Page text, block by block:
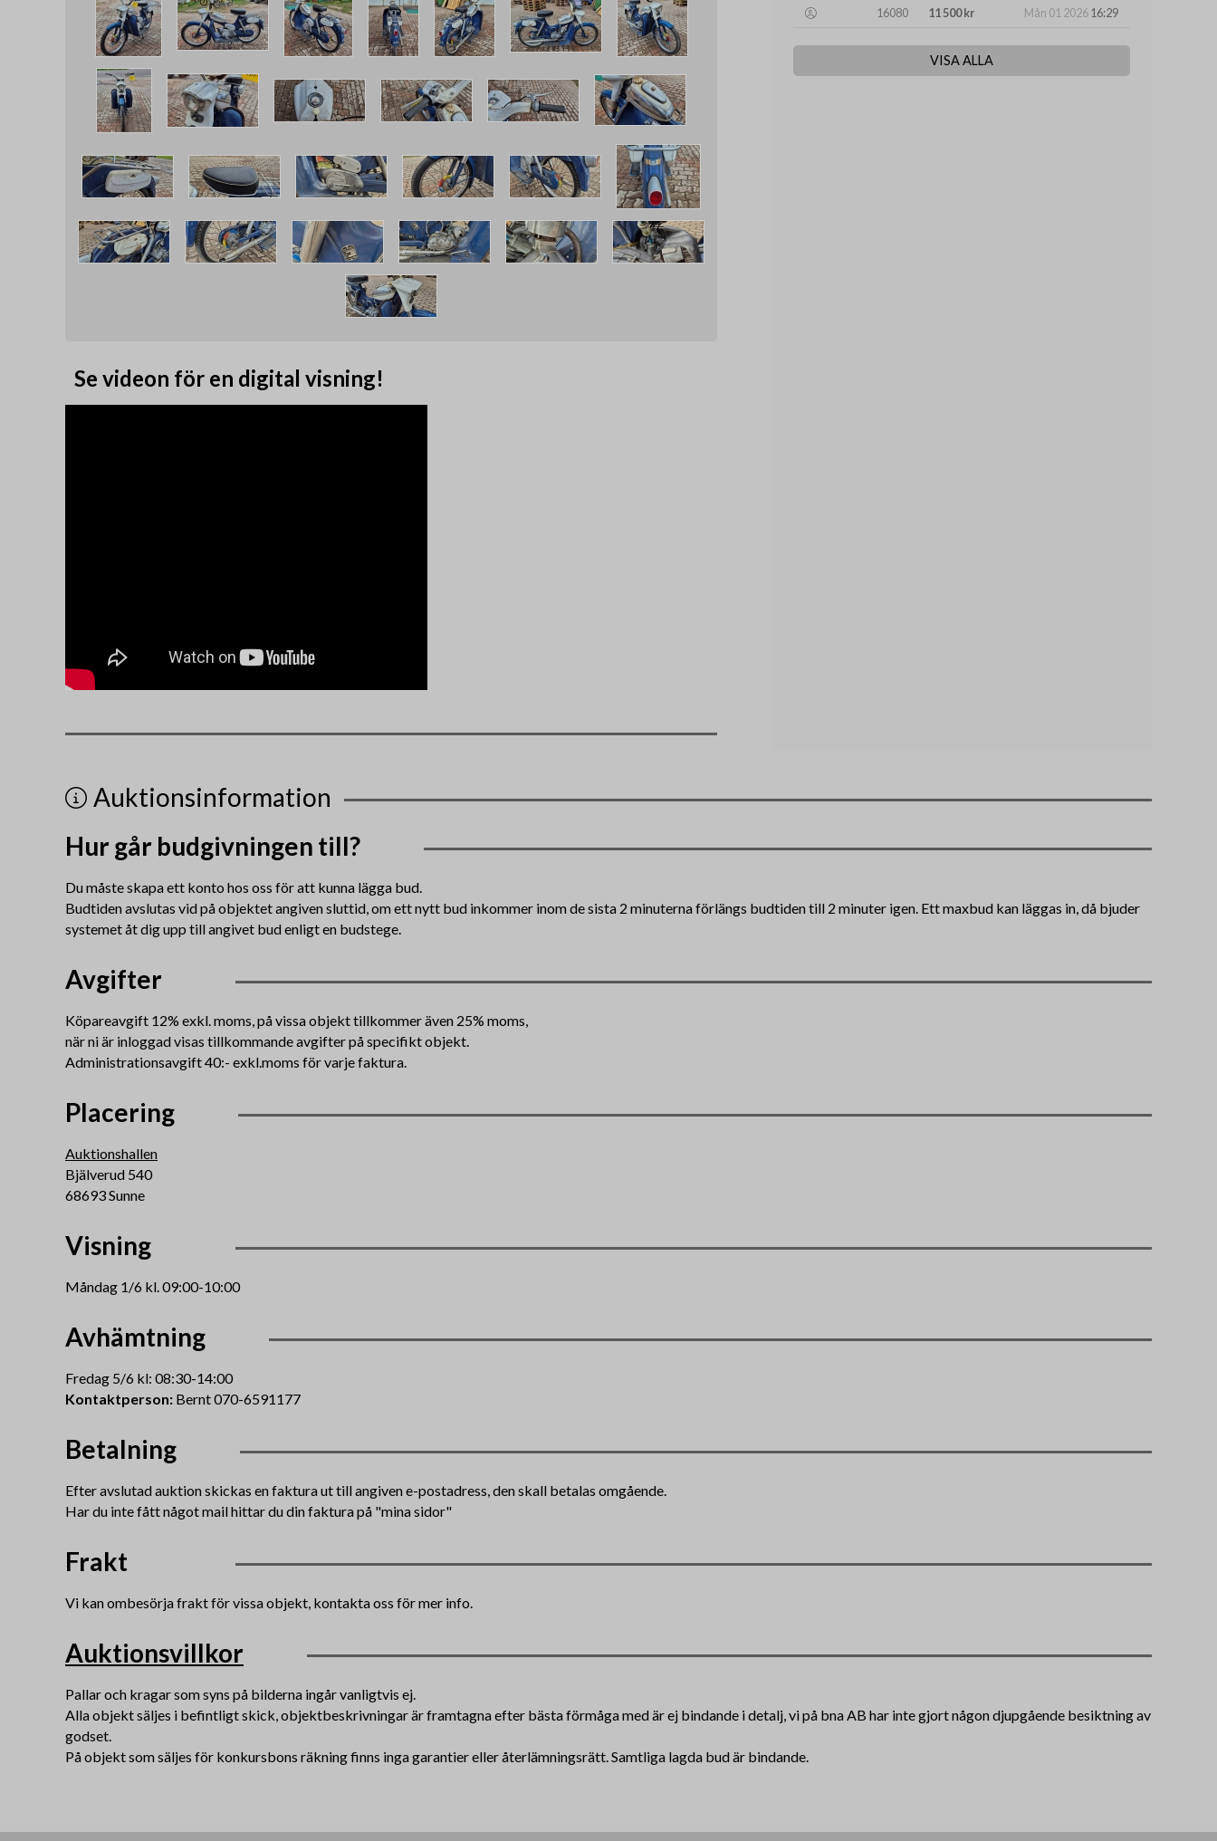
Se videon för en digital visning!
16080
11 500 kr Mån 01 202616:29
VISA ALLA
Auktionsinformation
Hur går budgivningen till?
Du måste skapa ett konto hos oss för att kunna lägga bud.
Budtiden avslutas vid på objektet angiven sluttid, om ett nytt bud inkommer inom de sista 2 minuterna förlängs budtiden till 2 minuter igen. Ett maxbud kan läggas in, då bjuder
systemet åt dig upp till angivet bud enligt en budstege.
Avgifter
Köpareavgift 12% exkl. moms, på vissa objekt tillkommer även 25% moms,
när ni är inloggad visas tillkommande avgifter på specifikt objekt.
Administrationsavgift 40:- exkl.moms för varje faktura.
Placering
Auktionshallen
Bjälverud 540
68693 Sunne
Visning
Måndag 1/6 kl. 09:00-10:00
Avhämtning
Fredag 5/6 kl: 08:30-14:00
Kontaktperson: Bernt 070-6591177
Betalning
Efter avslutad auktion skickas en faktura ut till angiven e-postadress, den skall betalas omgående.
Har du inte fått något mail hittar du din faktura på "mina sidor"
Frakt
Vi kan ombesörja frakt för vissa objekt, kontakta oss för mer info.
Auktionsvillkor
Pallar och kragar som syns på bilderna ingår vanligtvis ej.
Alla objekt säljes i befintligt skick, objektbeskrivningar är framtagna efter bästa förmåga med är ej bindande i detalj, vi på bna AB har inte gjort någon djupgående besiktning av
godset.
På objekt som säljes för konkursbons räkning finns inga garantier eller återlämningsrätt. Samtliga lagda bud är bindande.